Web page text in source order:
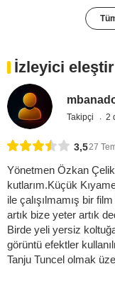
İzleyici
Takipçi 2
3,527
Yönetmen Özkan
kutlarım.Küçük
ile çalışılmamış bir
artık bize yeter artık
Birde yeli yersiz
görüntü efektler
Tanju Tuncel olmak